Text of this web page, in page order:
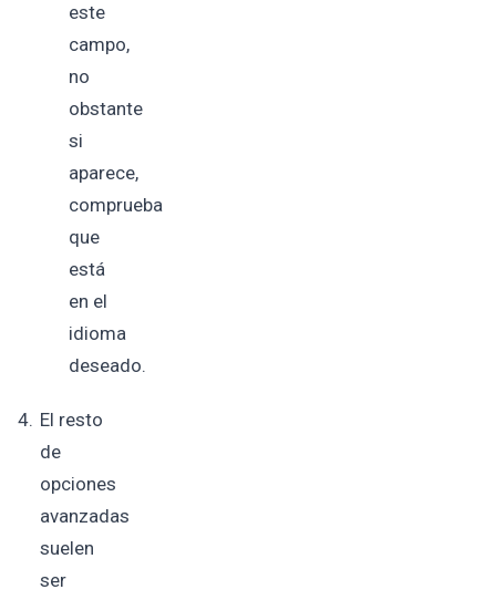
este
campo,
no
obstante
si
aparece,
comprueba
que
está
en el
idioma
deseado.
El resto
de
opciones
avanzadas
suelen
ser